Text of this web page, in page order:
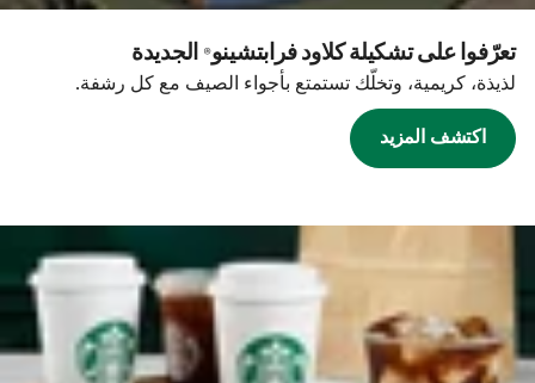
تعرّفوا على تشكيلة كلاود فرابتشينو® الجديدة
لذيذة، كريمية، وتخلّك تستمتع بأجواء الصيف مع كل رشفة.
اكتشف المزيد